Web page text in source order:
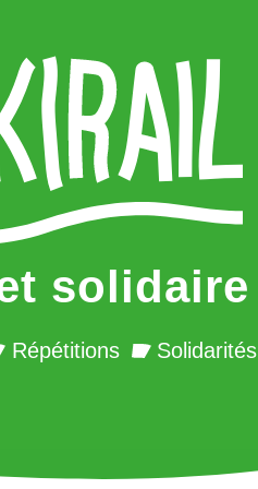
solidaire
Répétitions Solidarités